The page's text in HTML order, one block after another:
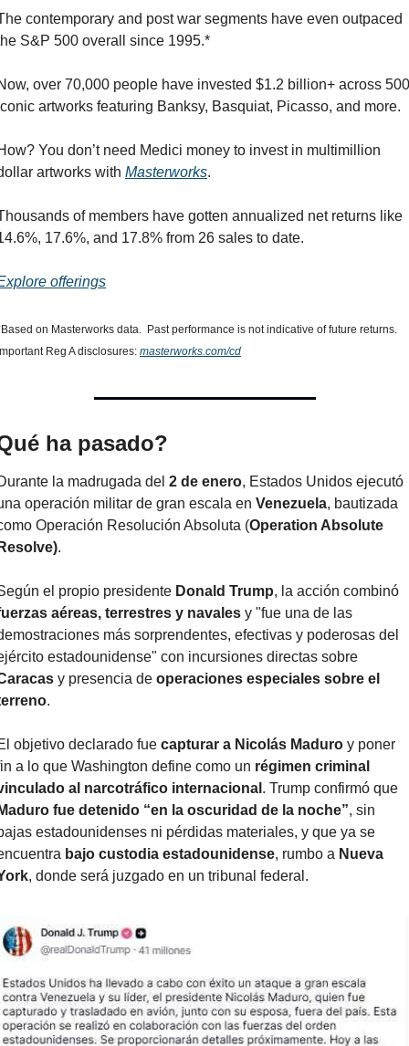
contemporary and post war segments have even outpaced
S&P 500 overall since 1995.*
over 70,000 people have invested $1.2 billion+ across 500
artworks featuring Banksy, Basquiat, Picasso, and more.
You don’t need Medici money to invest in multimillion
artworks with Masterworks.
of members have gotten annualized net returns like
17.6%, and 17.8% from 26 sales to date.
offerings
on Masterworks data.  Past performance is not indicative of future returns.
Reg A disclosures: masterworks.com/cd
ha pasado?
la madrugada del 2 de enero, Estados Unidos ejecutó
operación militar de gran escala en Venezuela, bautizada
Operación Resolución Absoluta (Operation Absolute
.
el propio presidente Donald Trump
aéreas, terrestres y navales y "fue una de las
más sorprendentes, efectivas y poderosas del
y presencia de operaciones especiales sobre el
.
objetivo declarado fue capturar a Nicolás Maduro y poner
a lo que Washington define como un régimen criminal
al narcotráfico internacional
fue detenido “en la oscuridad de la noche”, sin
estadounidenses ni pérdidas materiales, y que ya se
bajo custodia estadounidense, rumbo a Nueva
, donde será juzgado en un tribunal federal.